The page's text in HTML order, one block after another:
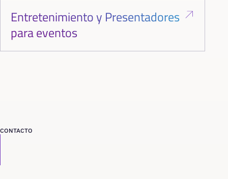
Entretenimiento y Presentadores
para eventos
CONTACTO